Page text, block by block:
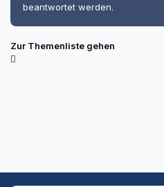
beantwortet werden.
Zur Themenliste gehen